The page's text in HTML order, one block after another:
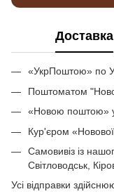
Доставка
«УкрПоштою» по
Поштоматом
«Новою поштою» у
Кур'єром
Самовивіз із
Світловодськ,
Усі відправки